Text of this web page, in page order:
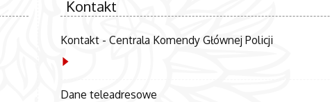
Kontakt
Kontakt - Centrala Komendy Głównej Policji
Dane teleadresowe